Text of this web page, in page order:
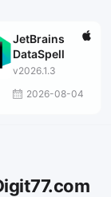
JetBrains
DataSpell
v2026.1.3
2026-08-04